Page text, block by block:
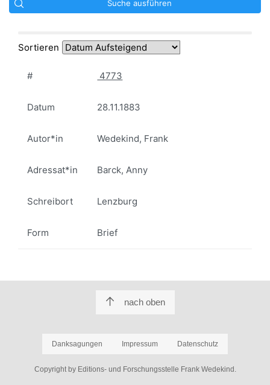
Suche ausführen
Sortieren
# 4773
Datum 28.11.1883
Autor*in Wedekind, Frank
Adressat*in Barck, Anny
Schreibort Lenzburg
Form Brief
nach oben
Danksagungen Impressum Datenschutz
Copyright by Editions- und Forschungsstelle Frank Wedekind.